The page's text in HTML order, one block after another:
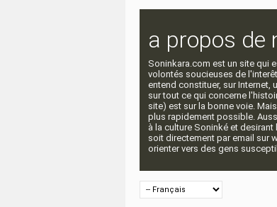
a propos de
Soninkara.com est un site qui
volontés soucieuses de
entend constituer, sur
sur tout ce qui concerne
site) est sur la bonne voie.
plus rapidement possible.
à la culture Soninké et
soit directement par email sur
orienter vers des gens